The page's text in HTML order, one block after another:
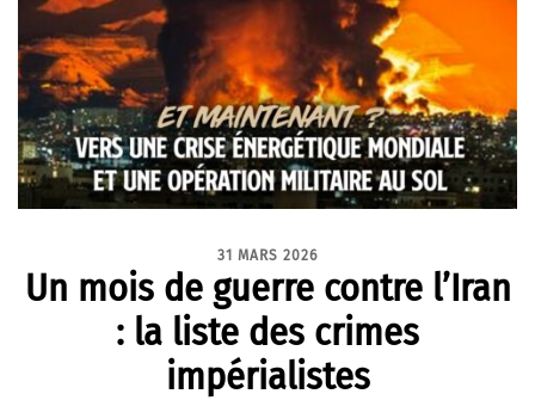
31 MARS 2026
Un mois de guerre contre l’Iran
: la liste des crimes
impérialistes